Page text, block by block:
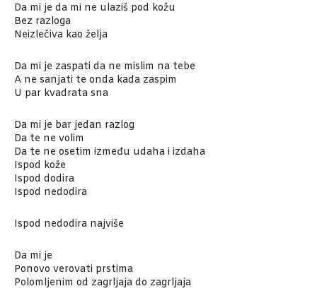
Da mi je da mi ne ulaziš pod kožu
Bez razloga
Neizlečiva kao želja
Da mi je zaspati da ne mislim na tebe
A ne sanjati te onda kada zaspim
U par kvadrata sna
Da mi je bar jedan razlog
Da te ne volim
Da te ne osetim između udaha i izdaha
Ispod kože
Ispod dodira
Ispod nedodira
Ispod nedodira najviše
Da mi je
Ponovo verovati prstima
Polomljenim od zagrljaja do zagrljaja